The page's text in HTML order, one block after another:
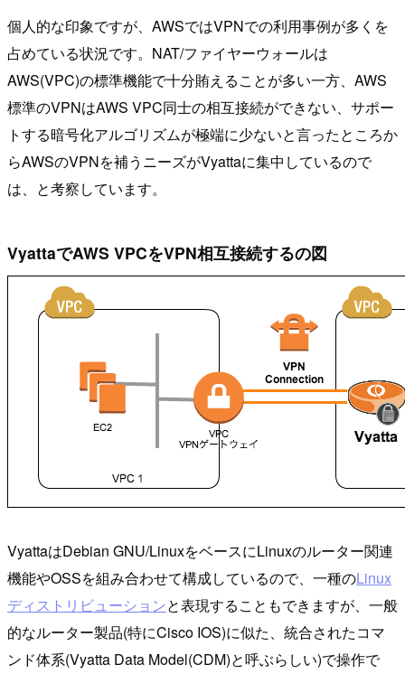
個人的な印象ですが、AWSではVPNでの利用事例が多くを
占めている状況です。NAT/ファイヤーウォールは
AWS(VPC)の標準機能で十分賄えることが多い一方、AWS
標準のVPNはAWS VPC同士の相互接続ができない、サポー
トする暗号化アルゴリズムが極端に少ないと言ったところか
らAWSのVPNを補うニーズがVyattaに集中しているので
は、と考察しています。
VyattaでAWS VPCをVPN相互接続するの図
VyattaはDebian GNU/LinuxをベースにLinuxのルーター関連
機能やOSSを組み合わせて構成しているので、一種のLinux
ディストリビューションと表現することもできますが、一般
的なルーター製品(特にCisco IOS)に似た、統合されたコマ
ンド体系(Vyatta Data Model(CDM)と呼ぶらしい)で操作で